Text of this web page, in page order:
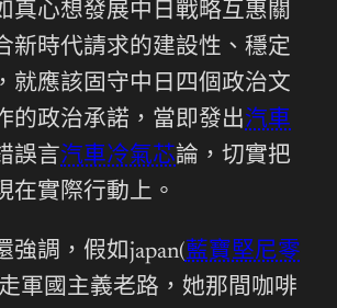
真心想發展中日戰略互惠關
新時代請求的建設性、穩定
就應該固守中日四個政治文
的政治承諾，當即發出汽車
誤言 汽車冷氣芯論，切實把
在實際行動上。
強調，假如japan(藍寶堅尼零
軍國主義老路，她那間咖啡